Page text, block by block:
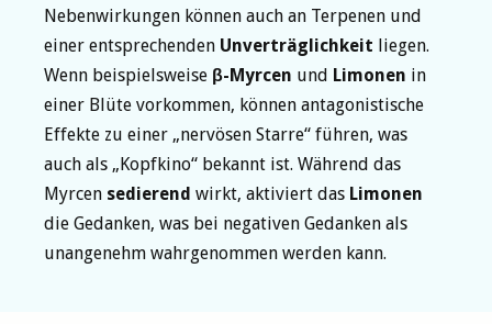
Nebenwirkungen können auch an Terpenen und
einer entsprechenden Unverträglichkeit liegen.
Wenn beispielsweise β-Myrcen und Limonen in
einer Blüte vorkommen, können antagonistische
Effekte zu einer „nervösen Starre“ führen, was
auch als „Kopfkino“ bekannt ist. Während das
Myrcen sedierend wirkt, aktiviert das Limonen
die Gedanken, was bei negativen Gedanken als
unangenehm wahrgenommen werden kann.